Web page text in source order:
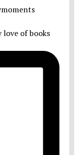
love of books